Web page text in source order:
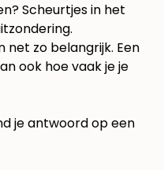
Scheurtjes in het
net zo belangrijk. Een
ook hoe vaak je je
je antwoord op een